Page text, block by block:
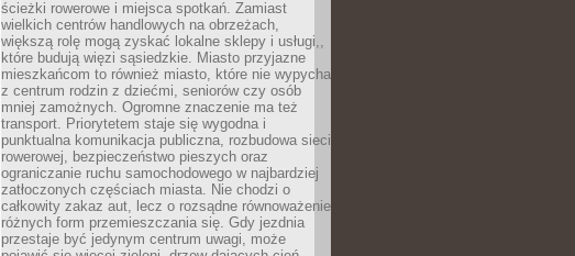
ścieżki rowerowe i miejsca spotkań. Zamiast
wielkich centrów handlowych na obrzeżach,
większą rolę mogą zyskać lokalne sklepy i usługi,,
które budują więzi sąsiedzkie. Miasto przyjazne
mieszkańcom to również miasto, które nie wypycha
z centrum rodzin z dziećmi, seniorów czy osób
mniej zamożnych. Ogromne znaczenie ma też
transport. Priorytetem staje się wygodna i
punktualna komunikacja publiczna, rozbudowa sieci
rowerowej, bezpieczeństwo pieszych oraz
ograniczanie ruchu samochodowego w najbardziej
zatłoczonych częściach miasta. Nie chodzi o
całkowity zakaz aut, lecz o rozsądne równoważenie
różnych form przemieszczania się. Gdy jezdnia
przestaje być jedynym centrum uwagi, może